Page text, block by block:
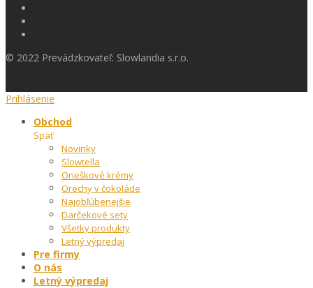
© 2022 Prevádzkovateľ: Slowlandia s.r.o.
Prihlásenie
Obchod
Späť
Novinky
Slowtella
Orieškové krémy
Orechy v čokoláde
Najobľúbenejšie
Darčekové sety
Všetky produkty
Letný výpredaj
Pre firmy
O nás
Letný výpredaj